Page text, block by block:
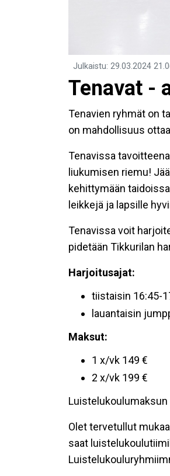
Julkaistu: 29.03.2024
Tenavat -
Tenavien ryhmät on
on mahdollisuus
Tenavissa
liukumisen riemu!
kehittymään
leikkejä ja lapsille
Tenavissa voit
pidetään Tikkurilan
Harjoitusajat:
tiistaisin 16:45-
lauantaisin
Maksut:
1 x/vk 149 €
2 x/vk 199 €
Olet tervetullut
saat